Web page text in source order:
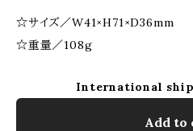
☆サイズ／W41×H71×D36mm
☆重量／108g
International
Add to